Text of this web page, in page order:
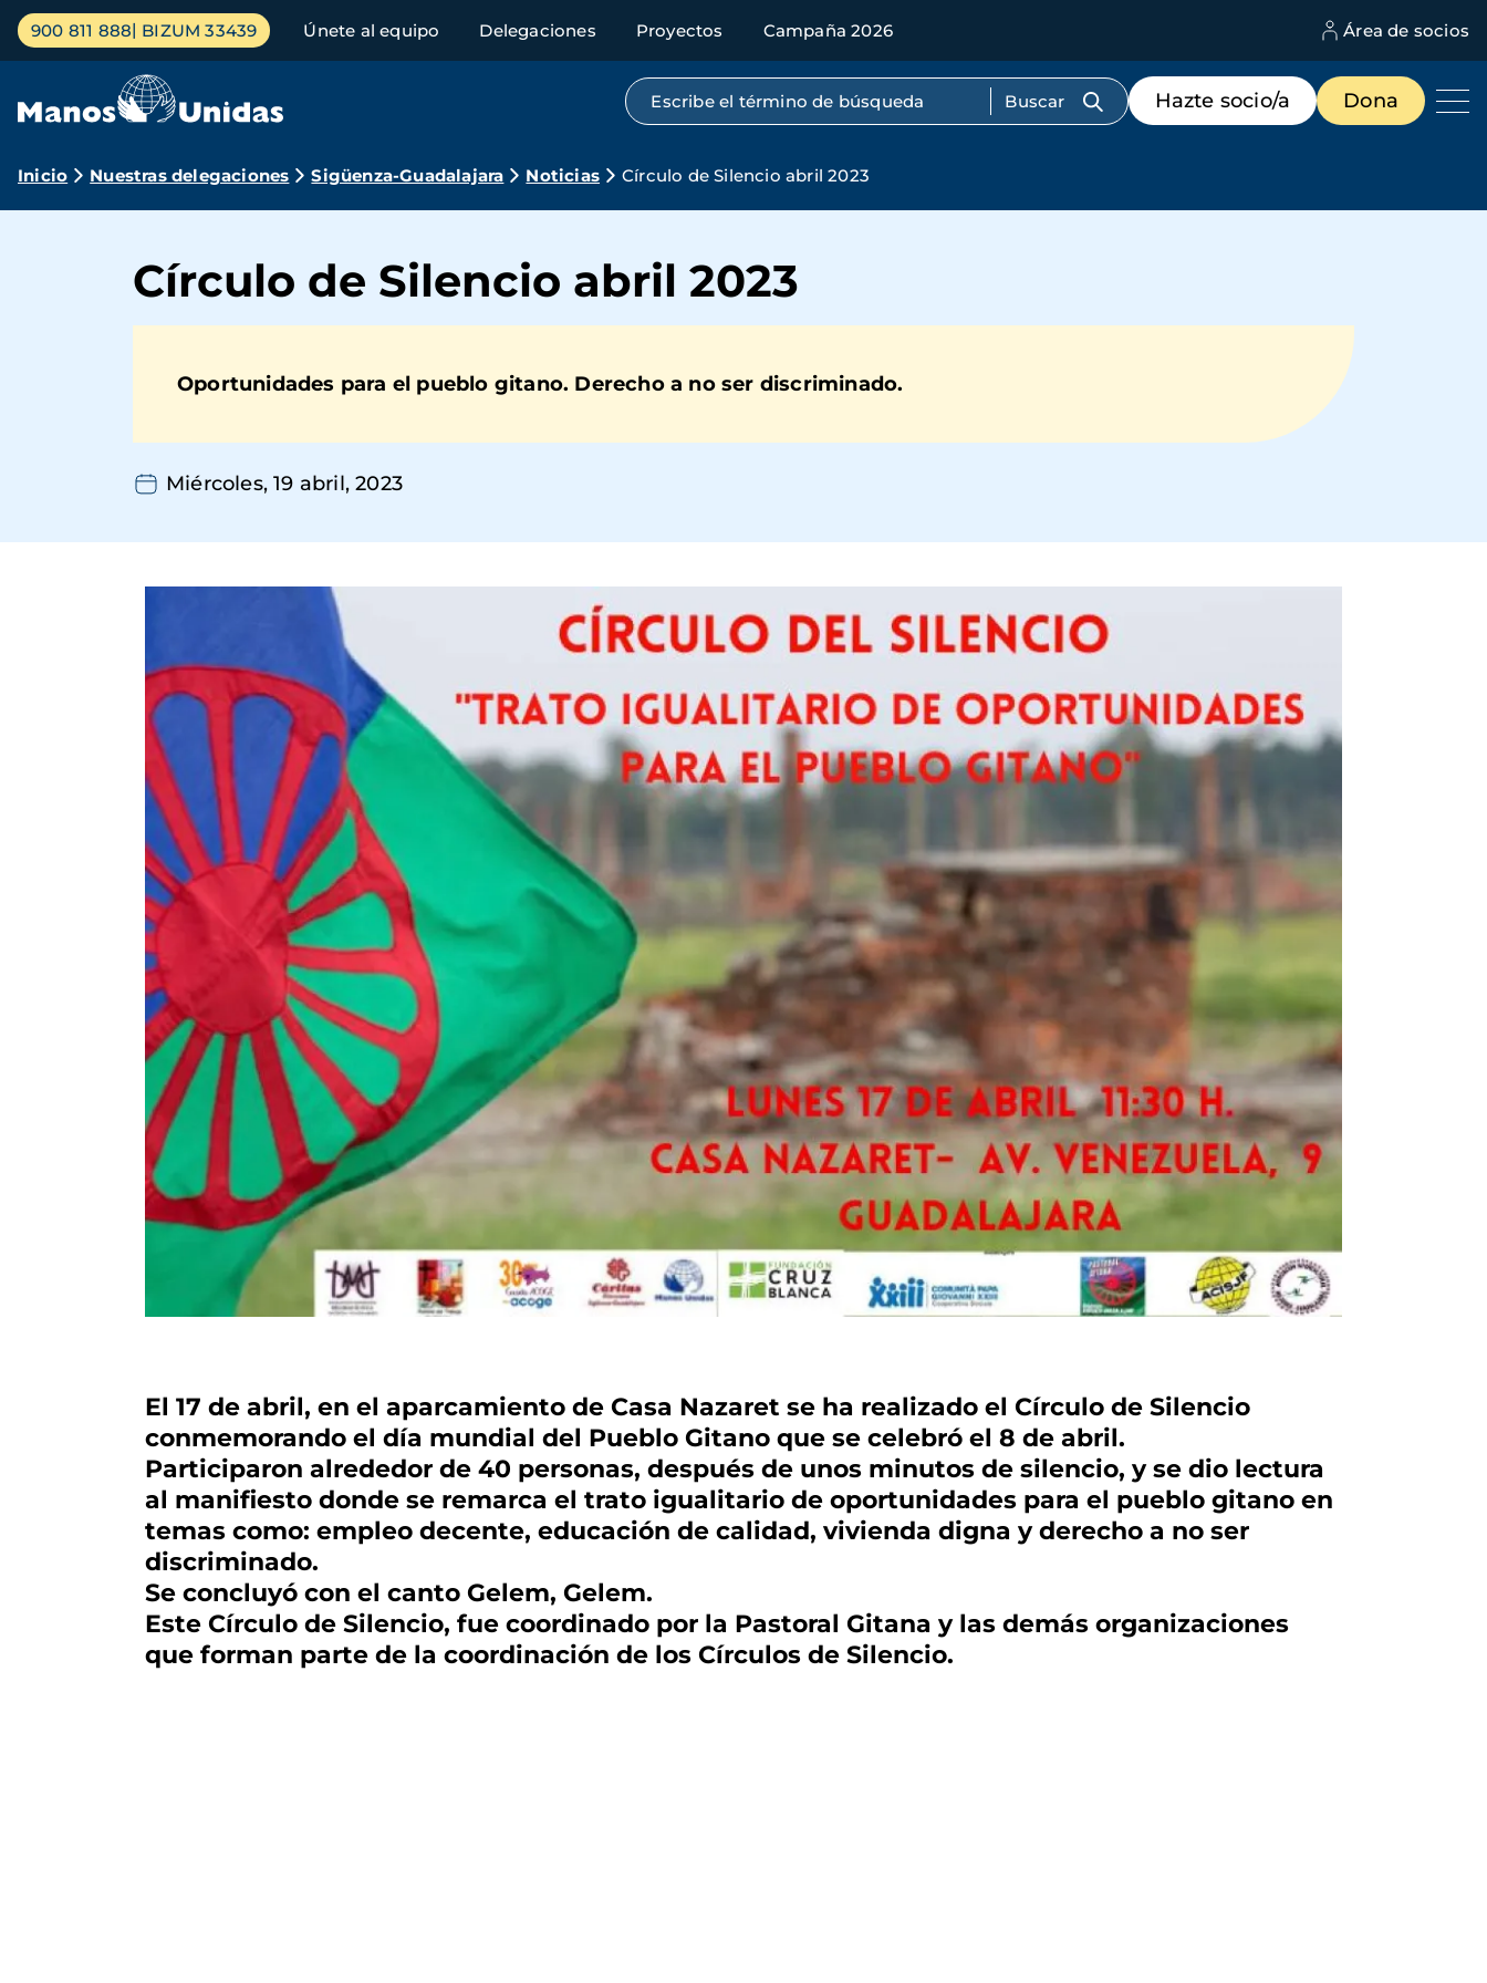
Pasar
contenido
Menú
principal
900 811 888 BIZUM 33439 Únete al equipo Delegaciones Proyectos Campaña 2026 Área de socios
Búsqueda por texto completo
Menú
de
destacados
Hazte socio/a Dona
Ruta
navegación
Inicio Nuestras delegaciones Sigüenza-Guadalajara Noticias Círculo de Silencio abril 2023
Círculo de Silencio abril 2023
Oportunidades para el pueblo gitano. Derecho a no ser discriminado.
Miércoles, 19 abril, 2023
El 17 de abril, en el aparcamiento de Casa Nazaret se ha realizado el Círculo de Silencio
conmemorando el día mundial del Pueblo Gitano que se celebró el 8 de abril.
Participaron alrededor de 40 personas, después de unos minutos de silencio, y se dio lectura
al manifiesto donde se remarca el trato igualitario de oportunidades para el pueblo gitano en
temas como: empleo decente, educación de calidad, vivienda digna y derecho a no ser
discriminado.
Se concluyó con el canto Gelem, Gelem.
Este Círculo de Silencio, fue coordinado por la Pastoral Gitana y las demás organizaciones
que forman parte de la coordinación de los Círculos de Silencio.